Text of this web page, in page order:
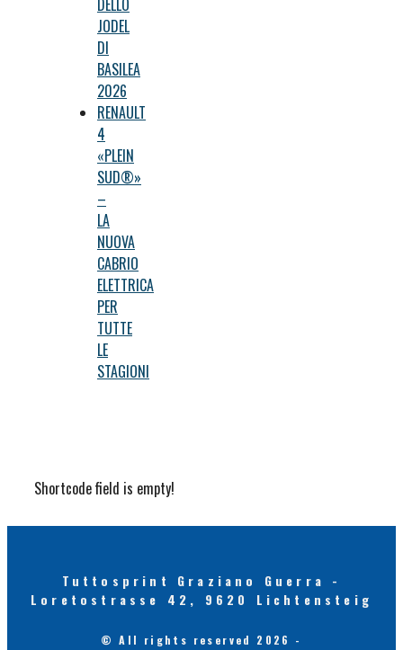
DELLO
JODEL
DI
BASILEA
2026
RENAULT
4
«PLEIN
SUD®»
–
LA
NUOVA
CABRIO
ELETTRICA
PER
TUTTE
LE
STAGIONI
Shortcode field is empty!
Tuttosprint Graziano Guerra -
Loretostrasse 42, 9620 Lichtensteig
© All rights reserved 2026 -